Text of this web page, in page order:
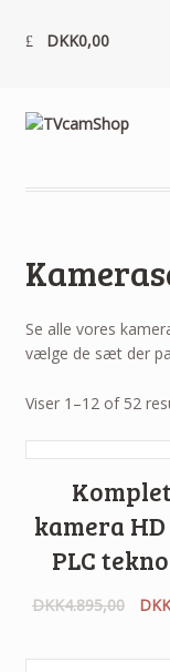
DKK0,00
Se alle vores
vælge de sæt der
Viser 1–12 of 52
kamera
PLC
DKK4.895,00 DKK